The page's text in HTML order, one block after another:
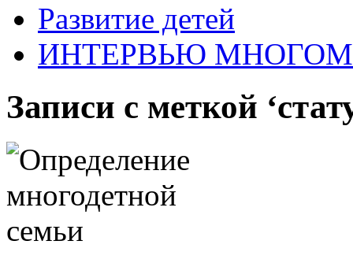
Развитие детей
ИНТЕРВЬЮ
Записи с меткой